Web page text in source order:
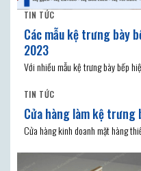
TIN TỨC
Các mẫu kệ trưng bày
2023
Với nhiều mẫu kệ trưng bày bếp
TIN TỨC
Cửa hàng làm kệ trưng
Cửa hàng kinh doanh mặt hàng